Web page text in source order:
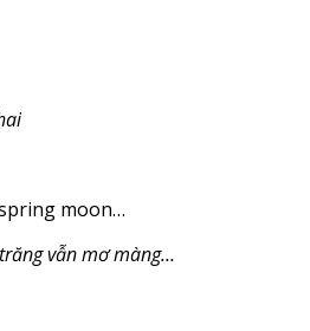
moon…
vẫn mơmàng…